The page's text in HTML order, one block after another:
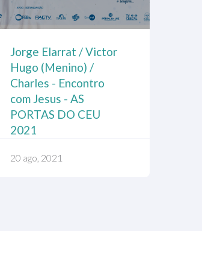
Jorge Elarrat / Victor
Hugo (Menino) /
Charles - Encontro
com Jesus - AS
PORTAS DO CEU
2021
20 ago, 2021
há Salvação
22 jun, 2020